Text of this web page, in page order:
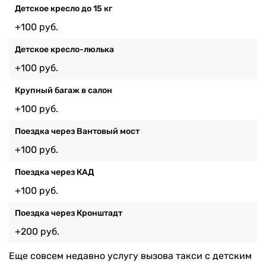
Детское кресло до 15 кг
+100 руб.
Детское кресло-люлька
+100 руб.
Крупный багаж в салон
+100 руб.
Поездка через Вантовый мост
+100 руб.
Поездка через КАД
+100 руб.
Поездка через Кронштадт
+200 руб.
Еще совсем недавно услугу вызова такси с детским